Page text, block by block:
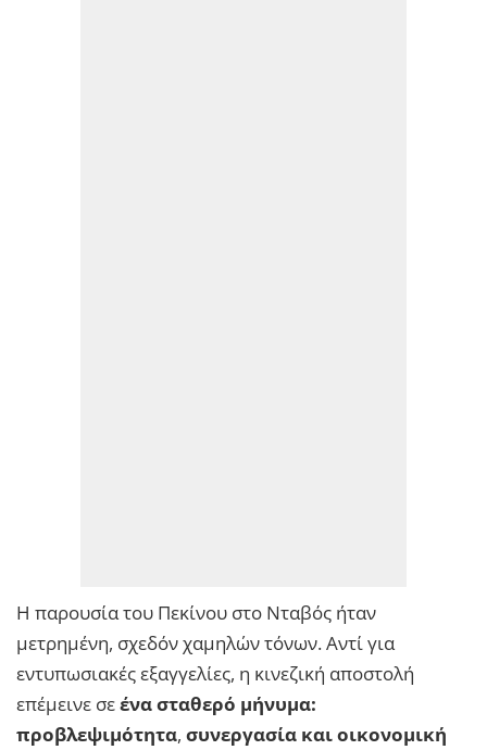
Η παρουσία του Πεκίνου στο Νταβός ήταν
μετρημένη, σχεδόν χαμηλών τόνων. Αντί για
εντυπωσιακές εξαγγελίες, η κινεζική αποστολή
επέμεινε σεένα σταθερό μήνυμα:
προβλεψιμότητα, συνεργασία και οικονομική